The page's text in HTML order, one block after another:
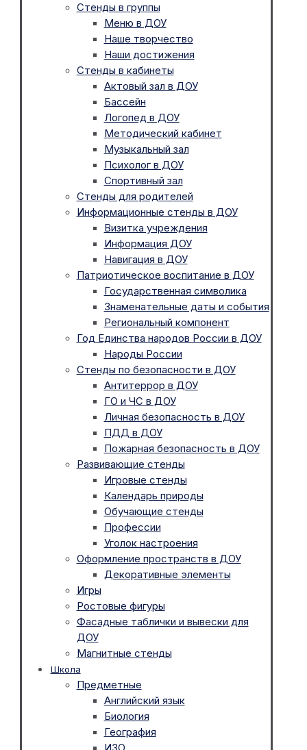
Стенды в группы
Меню в ДОУ
Наше творчество
Наши достижения
Стенды в кабинеты
Актовый зал в ДОУ
Бассейн
Логопед в ДОУ
Методический кабинет
Музыкальный зал
Психолог в ДОУ
Спортивный зал
Стенды для родителей
Информационные стенды в ДОУ
Визитка учреждения
Информация ДОУ
Навигация в ДОУ
Патриотическое воспитание в ДОУ
Государственная символика
Знаменательные даты и события
Региональный компонент
Год Единства народов России в ДОУ
Народы России
Стенды по безопасности в ДОУ
Антитеррор в ДОУ
ГО и ЧС в ДОУ
Личная безопасность в ДОУ
ПДД в ДОУ
Пожарная безопасность в ДОУ
Развивающие стенды
Игровые стенды
Календарь природы
Обучающие стенды
Профессии
Уголок настроения
Оформление пространств в ДОУ
Декоративные элементы
Игры
Ростовые фигуры
Фасадные таблички и вывески для
ДОУ
Магнитные стенды
Школа
Предметные
Английский язык
Биология
География